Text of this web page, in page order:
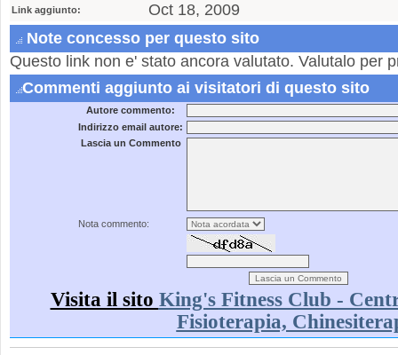
Link aggiunto:
Oct 18, 2009
Note concesso per questo sito
Questo link non e' stato ancora valutato. Valutalo per
Commenti aggiunto ai visitatori di questo sito
Autore commento:
Indirizzo email autore:
Lascia un Commento
Nota commento:
Visita il sito King's Fitness Club -
Fisioterapia,